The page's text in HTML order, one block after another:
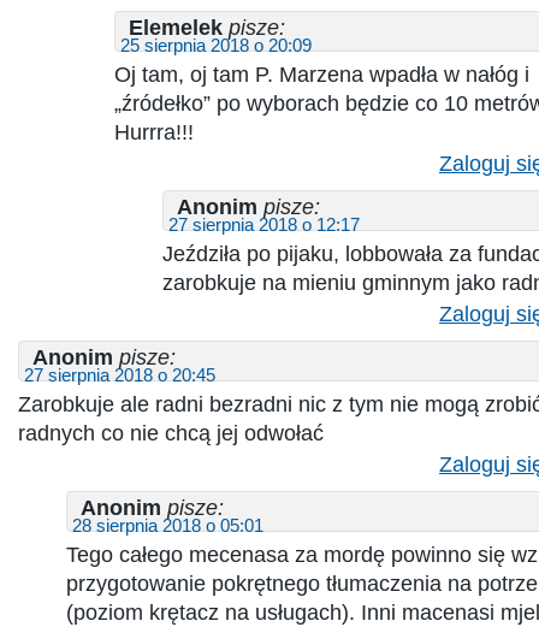
Elemelek pisze:
25 sierpnia 2018 o 20:09
Oj tam, oj tam P. Marzena wpadła w nałóg i
„źródełko” po wyborach będzie co 10
Hurrra!!!
Zaloguj
Anonim pisze:
27 sierpnia 2018 o 12:17
Jeździła po pijaku, lobbowała za
zarobkuje na mieniu gminnym jako
Zaloguj
Anonim pisze:
27 sierpnia 2018 o 20:45
Zarobkuje ale radni bezradni nic z tym nie mogą
radnych co nie chcą jej odwołać
Zaloguj
Anonim pisze:
28 sierpnia 2018 o 05:01
Tego całego mecenasa za mordę powinno się
przygotowanie pokrętnego tłumaczenia na
(poziom krętacz na usługach). Inni macenasi